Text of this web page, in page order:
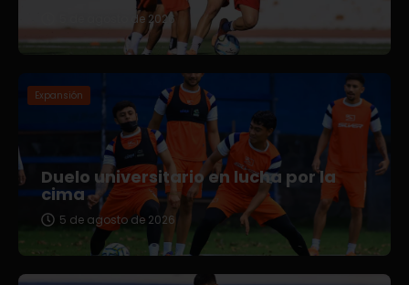
5 de agosto de 2026
Expansión
Duelo universitario en lucha por la
cima
5 de agosto de 2026